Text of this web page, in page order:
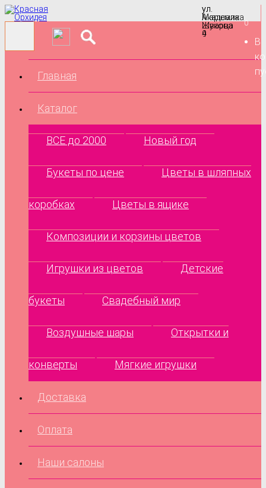
ул.
Маршала
Жукова
9
ул.
Академика
Шварца
4
0
В
Главная
Каталог
ВСЕ до 2000 Новый год
Букеты по цене Цветы в шляпных
коробках Цветы в ящике
Композиции и корзины цветов
Игрушки из цветов Детские
букеты Свадебный мир
Воздушные шары Открытки и
конверты Мягкие игрушки
Доставка
Оплата
Наши салоны